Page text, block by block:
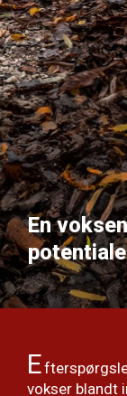
En
E
vokser blandt